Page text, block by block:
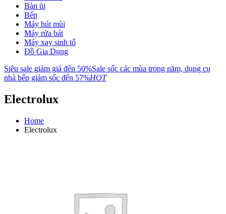
Bàn ủi
Bếp
Máy hút mùi
Máy rửa bát
Máy xay sinh tố
Đồ Gia Dụng
Siêu sale giảm giá đến 50%Sale sốc các mùa trong năm, dụng cụ
nhà bếp giảm sốc đến 57%HOT
Electrolux
Home
Electrolux